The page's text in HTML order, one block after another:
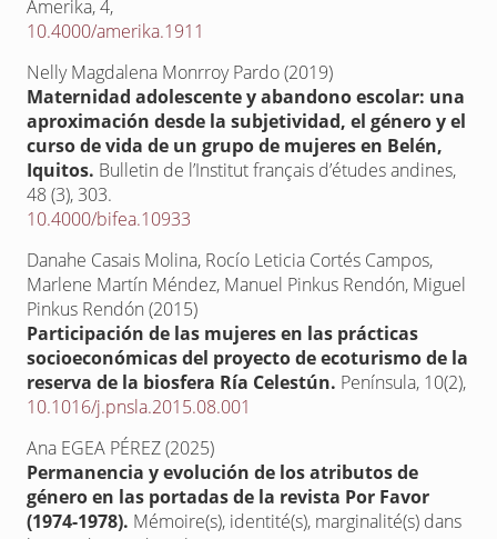
Amerika,4,
10.4000/amerika.1911
Nelly Magdalena Monrroy Pardo (2019)
Maternidad adolescente y abandono escolar: una
aproximación desde la subjetividad, el género y el
curso de vida de un grupo de mujeres en Belén,
Iquitos. Bulletin de l’Institut français d’études andines,
48 (3), 303.
10.4000/bifea.10933
Danahe Casais Molina, Rocío Leticia Cortés Campos,
Marlene Martín Méndez, Manuel Pinkus Rendón, Miguel
Pinkus Rendón (2015)
Participación de las mujeres en las prácticas
socioeconómicas del proyecto de ecoturismo de la
reserva de la biosfera Ría Celestún. Península, 10(2),
10.1016/j.pnsla.2015.08.001
Ana EGEA PÉREZ (2025)
Permanencia y evolución de los atributos de
género en las portadas de la revista Por Favor
(1974-1978). Mémoire(s), identité(s), marginalité(s) dans